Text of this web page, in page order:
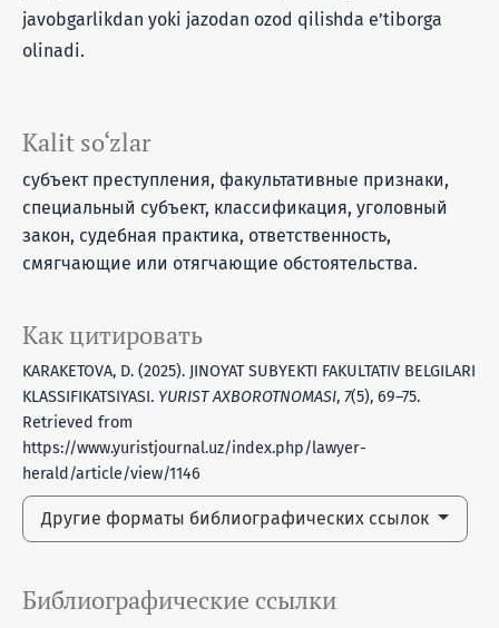
Kalit so‘zlar
субъект преступления, факультативные признаки,
специальный субъект, классификация, уголовный
закон, судебная практика, ответственность,
смягчающие или отягчающие обстоятельства.
Как цитировать
KARAKETOVA, D. (2025). JINOYAT SUBYEKTI FAKULTATIV BELGILARI
KLASSIFIKATSIYASI. YURIST AXBOROTNOMASI, 7(5), 69–75.
Retrieved from
https://www.yuristjournal.uz/index.php/lawyer-
herald/article/view/1146
Другие форматы библиографических ссылок
javobgarlikdan yoki jazodan ozod qilishda eʼtiborga
olinadi.
Библиографические ссылки